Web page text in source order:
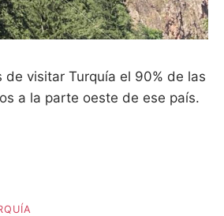
de visitar Turquía el 90% de las
a la parte oeste de ese país.